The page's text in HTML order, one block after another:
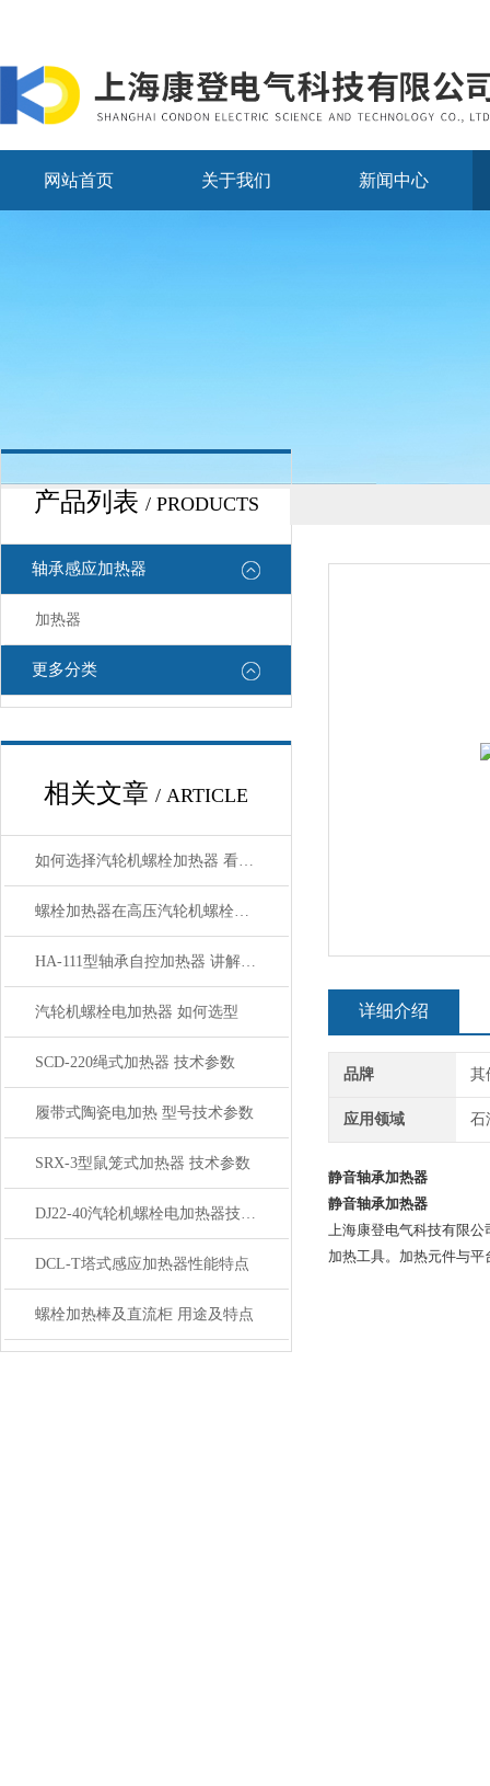
网站首页 关于我们 新闻中心
产品列表 / PRODUCTS
轴承感应加热器
加热器
更多分类
相关文章 / ARTICLE
如何选择汽轮机螺栓加热器 看了规格就明白了
螺栓加热器在高压汽轮机螺栓拆装中的应用
HA-111型轴承自控加热器 讲解使用方法
汽轮机螺栓电加热器 如何选型
SCD-220绳式加热器 技术参数
履带式陶瓷电加热 型号技术参数
SRX-3型鼠笼式加热器 技术参数
DJ22-40汽轮机螺栓电加热器技术参数
DCL-T塔式感应加热器性能特点
螺栓加热棒及直流柜 用途及特点
详细介绍
品牌 其
应用领域 石
静音轴承加热器
静音轴承加热器
上海康登电气科技有限公
加热工具。加热元件与